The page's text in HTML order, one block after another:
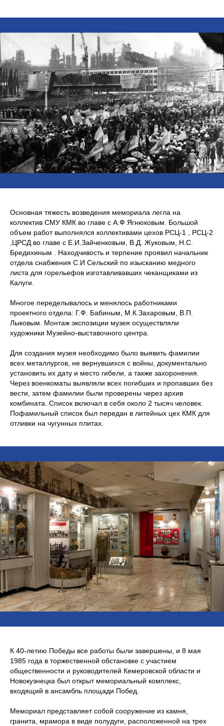
Основная тяжесть возведения мемориала легла на
коллектив СМУ КМК во главе с А.Ф Ягнюковым. Большой
объем работ выполнялся коллективами цехов РСЦ-1 , РСЦ-2
,ЦРСД во главе с Е.И.Зайченковым, В.Д. Жуковым, Н.С.
Бредихиным . Находчивость и терпение проявил начальник
отдела снабжения С.И Сельский по изысканию медного
листа для горельефов изготавливавших чеканщиками из
Калуги.
Многое переделывалось и менялось работниками
проектного отдела: Г.Ф. Бабиным, М.К.Захаровым, В.П.
Лыковым. Монтаж экспозиции музея осуществляли
художники Музейно-выставочного центра.
Для создания музея необходимо было выявить фамилии
всех металлургов, не вернувшихся с войны, документально
установить их дату и место гибели, а также захоронения.
Через военкоматы выявляли всех погибших и пропавших без
вести, затем фамилии были проверены через архив
комбината. Список включал в себя около 2 тысяч человек.
Пофамильный список был передан в литейных цех КМК для
отливки на чугунных плитах.
К 40-летию Победы все работы были завершены, и 8 мая
1985 года в торжественной обстановке с участием
общественности и руководителей Кемеровской области и
Новокузнецка был открыт мемориальный комплекс,
входящий в ансамбль площади Побед.
Мемориал представляет собой сооружение из камня,
гранита, мрамора в виде полудуги, расположенной на трех